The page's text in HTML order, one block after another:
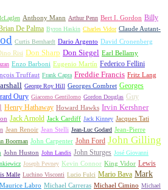
Anthony Mann Arthur Penn Bert I. Gordon Billy
De Palma Byron Haskin Charles Vidor Claude Autant-
Curtis Bernhardt Dario Argento David Cronenberg
Risi Don Sharp Don Siegel Earl Bellamy
Enzo Barboni Eugenio Martín Federico Fellini
Truffaut Frank Capra Freddie Francis Fritz Lang
George Roy Hill Georges Combret Georges
Oury Giacomo Gentilomo Gordon Douglas Guy
Henry Hathaway Howard Hawks Irvin Kershner
Jack Arnold Jack Cardiff Jack Kinney Jacques Tati
Jean Renoir Jean Stelli Jean-Luc Godard Jean-Pierre
Boorman John Carpenter John Ford John Gilling
John Huston John Landis John Sturges José Giovanni
Joseph Pevney Kevin Connor King Vidor Lewis
Malle Luchino Visconti Lucio Fulci Mario Bava Mark
Maurice Labro Michael Carreras Michael Cimino Michael